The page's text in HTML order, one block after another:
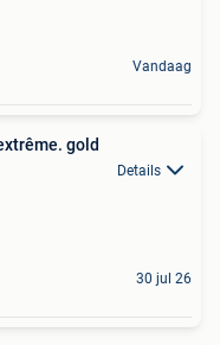
Vandaag
jogger finition extrême. gold
Details
30 jul 26